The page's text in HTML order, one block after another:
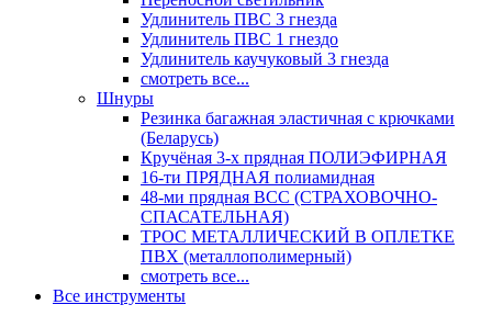
Удлинитель ПВС 3 гнезда
Удлинитель ПВС 1 гнездо
Удлинитель каучуковый 3 гнезда
смотреть все...
Шнуры
Резинка багажная эластичная с крючками
(Беларусь)
Кручёная 3-х прядная ПОЛИЭФИРНАЯ
16-ти ПРЯДНАЯ полиамидная
48-ми прядная ВСС (СТРАХОВОЧНО-
СПАСАТЕЛЬНАЯ)
ТРОС МЕТАЛЛИЧЕСКИЙ В ОПЛЕТКЕ
ПВХ (металлополимерный)
смотреть все...
Все инструменты